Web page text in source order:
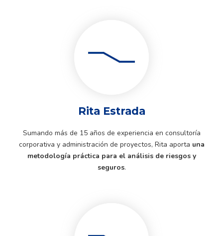
Rita Estrada
Sumando más de 15 años de experiencia en consultoría
corporativa y administración de proyectos, Rita aporta una
metodología práctica para el análisis de riesgos y
seguros.